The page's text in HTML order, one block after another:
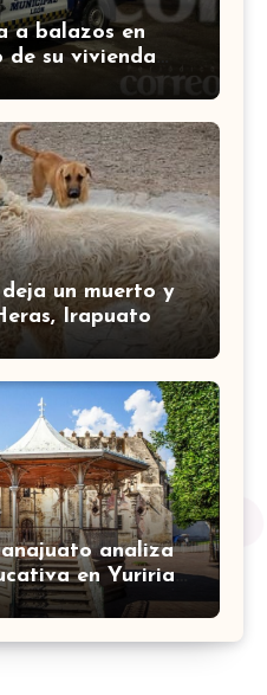
a balazos en
de su vivienda
un muerto y
Irapuato
analiza
en Yuriria
de la zona sur